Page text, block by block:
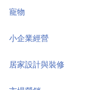
寵物
小企業經營
居家設計與裝修